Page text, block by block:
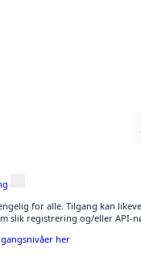
for alle. Tilgang kan
slik registrering og/eller API-
her